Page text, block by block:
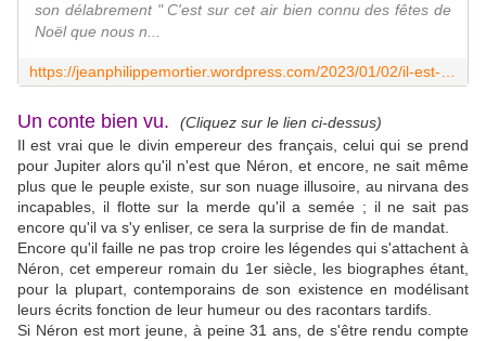
son délabrement " C'est sur cet air bien connu des fêtes de
Noël que nous n...
Un conte bien vu.
(Cliquez sur le lien ci-dessus)
Il est vrai que le divin empereur des français, celui qui se prend
pour Jupiter alors qu'il n'est que Néron, et encore, ne sait même
plus que le peuple existe, sur son nuage illusoire, au nirvana des
incapables, il flotte sur la merde qu'il a semée ; il ne sait pas
encore qu'il va s'y enliser, ce sera la surprise de fin de mandat.
Encore qu'il faille ne pas trop croire les légendes qui s'attachent à
Néron, cet empereur romain du 1er siècle, les biographes étant,
pour la plupart, contemporains de son existence en modélisant
leurs écrits fonction de leur humeur ou des racontars tardifs.
Si Néron est mort jeune, à peine 31 ans, de s'être rendu compte